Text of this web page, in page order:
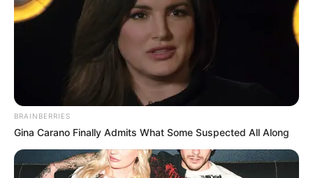
BRAINBERRIES
Gina Carano Finally Admits What Some Suspected All Along